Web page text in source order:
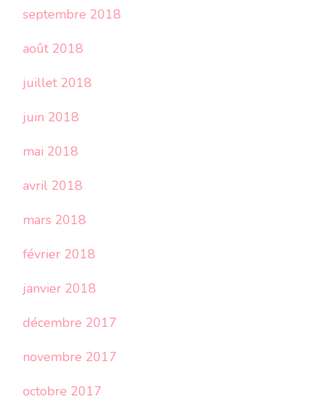
septembre 2018
août 2018
juillet 2018
juin 2018
mai 2018
avril 2018
mars 2018
février 2018
janvier 2018
décembre 2017
novembre 2017
octobre 2017